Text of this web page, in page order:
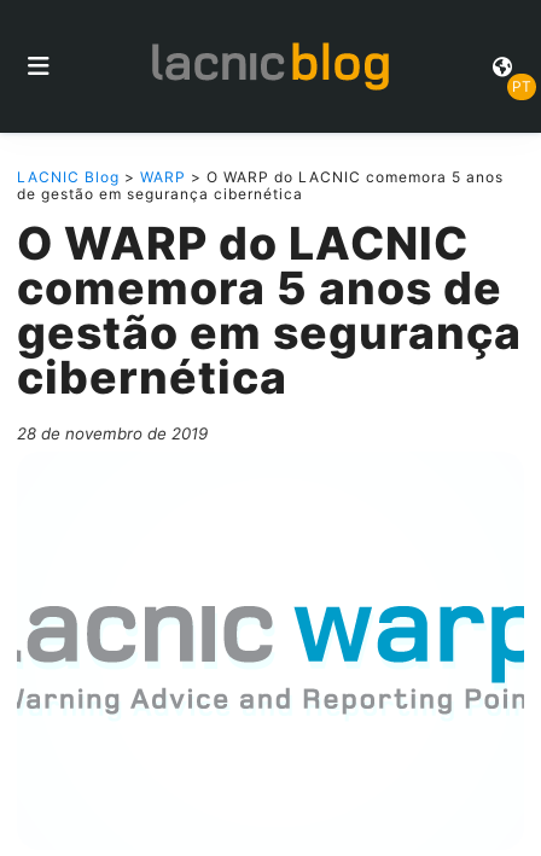
PT
LACNIC Blog > WARP > O WARP do LACNIC comemora 5 anos
de gestão em segurança cibernética
O WARP do LACNIC
comemora 5 anos de
gestão em segurança
cibernética
28 de novembro de 2019